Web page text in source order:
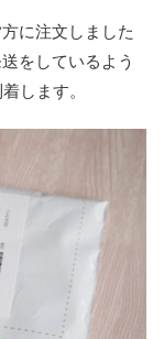
に注文しました
をしているよう
します。